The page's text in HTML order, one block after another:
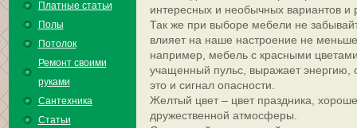
Платные статьи
Полы
Потолок
Ремонт своими
руками
Сантехника
Статьи
интересных и необычных вариантов и
Так же при выборе мебели не
влияет на наше настроение не
например, мебель с красными
учащенный пульс, выражает энергию,
это и сигнал опасности.
Желтый цвет – цвет праздника,
дружественной атмосферы.